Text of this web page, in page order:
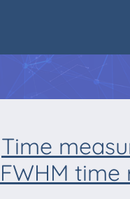
Time